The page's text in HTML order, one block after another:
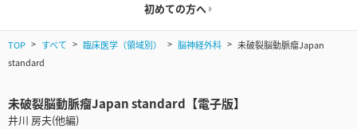
初めての方へ
TOP すべて 臨床医学（領域別） 脳神経外科
未破裂脳動脈瘤Japan
standard
未破裂脳動脈瘤Japan standard【電子版】
井川 房夫(他編)